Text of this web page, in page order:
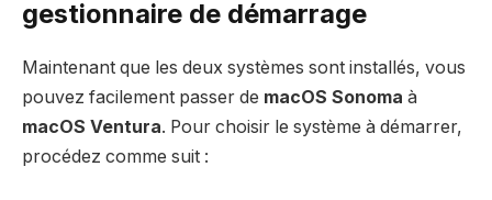
gestionnaire de démarrage
Maintenant que les deux systèmes sont installés, vous
pouvez facilement passer de macOS Sonoma à
macOS Ventura. Pour choisir le système à démarrer,
procédez comme suit :